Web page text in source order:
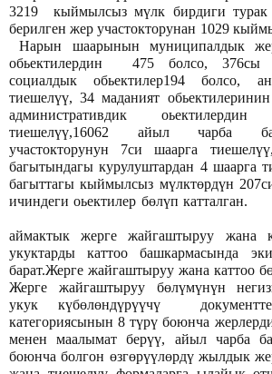
3219 кыймылсыз мүлк бирдиги
берилген жер участокторунан 1029
Нарын шаарынын муниципалдык
обьектилердин 475 болсо, 376сы
социалдык обьектилер194 болсо,
тиешелүү, 34 маданият
административдик
тиешелүү,16062 айыл чарба
участокторунун 7си шаарга
багытындагы курулуштардан 4 шаарга
багыттагы кыймылсыз мүлктөрдүн
ичиндеги оьектилер
аймактык жерге жайгаштыруу жана
укуктарды каттоо башкармасында
барат.Жерге жайгаштыруу жана
Жерге жайгаштыруу бөлүмүнүн
укук күбөлөндүрүүчү
категориясынын 8 түрү боюнча
менен маалымат берүү, айыл чарба
боюнча болгон өзгөрүүлөрдү жылдык